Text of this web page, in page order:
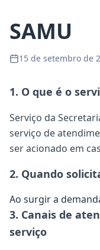
SAMU
15 de setembro de
1. O que é o
Serviço da
serviço de
ser acionado em
2. Quando
Ao surgir a
3. Canais de
serviço